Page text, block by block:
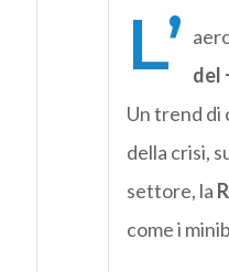
L’ del
Un trend di
della crisi,
settore, la
come i